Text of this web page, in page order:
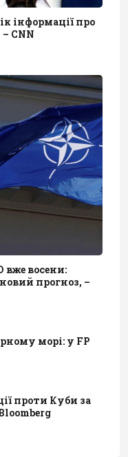
інформації про
CNN
восени:
прогноз, –
морі: у FP
проти Куби за